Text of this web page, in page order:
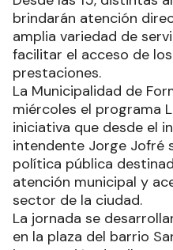
brindarán atención
amplia variedad de
facilitar el acceso de
prestaciones.
La Municipalidad de
miércoles el programa
iniciativa que desde el
intendente Jorge Jofré
política pública
atención municipal y
sector de la ciudad.
La jornada se
en la plaza del barrio